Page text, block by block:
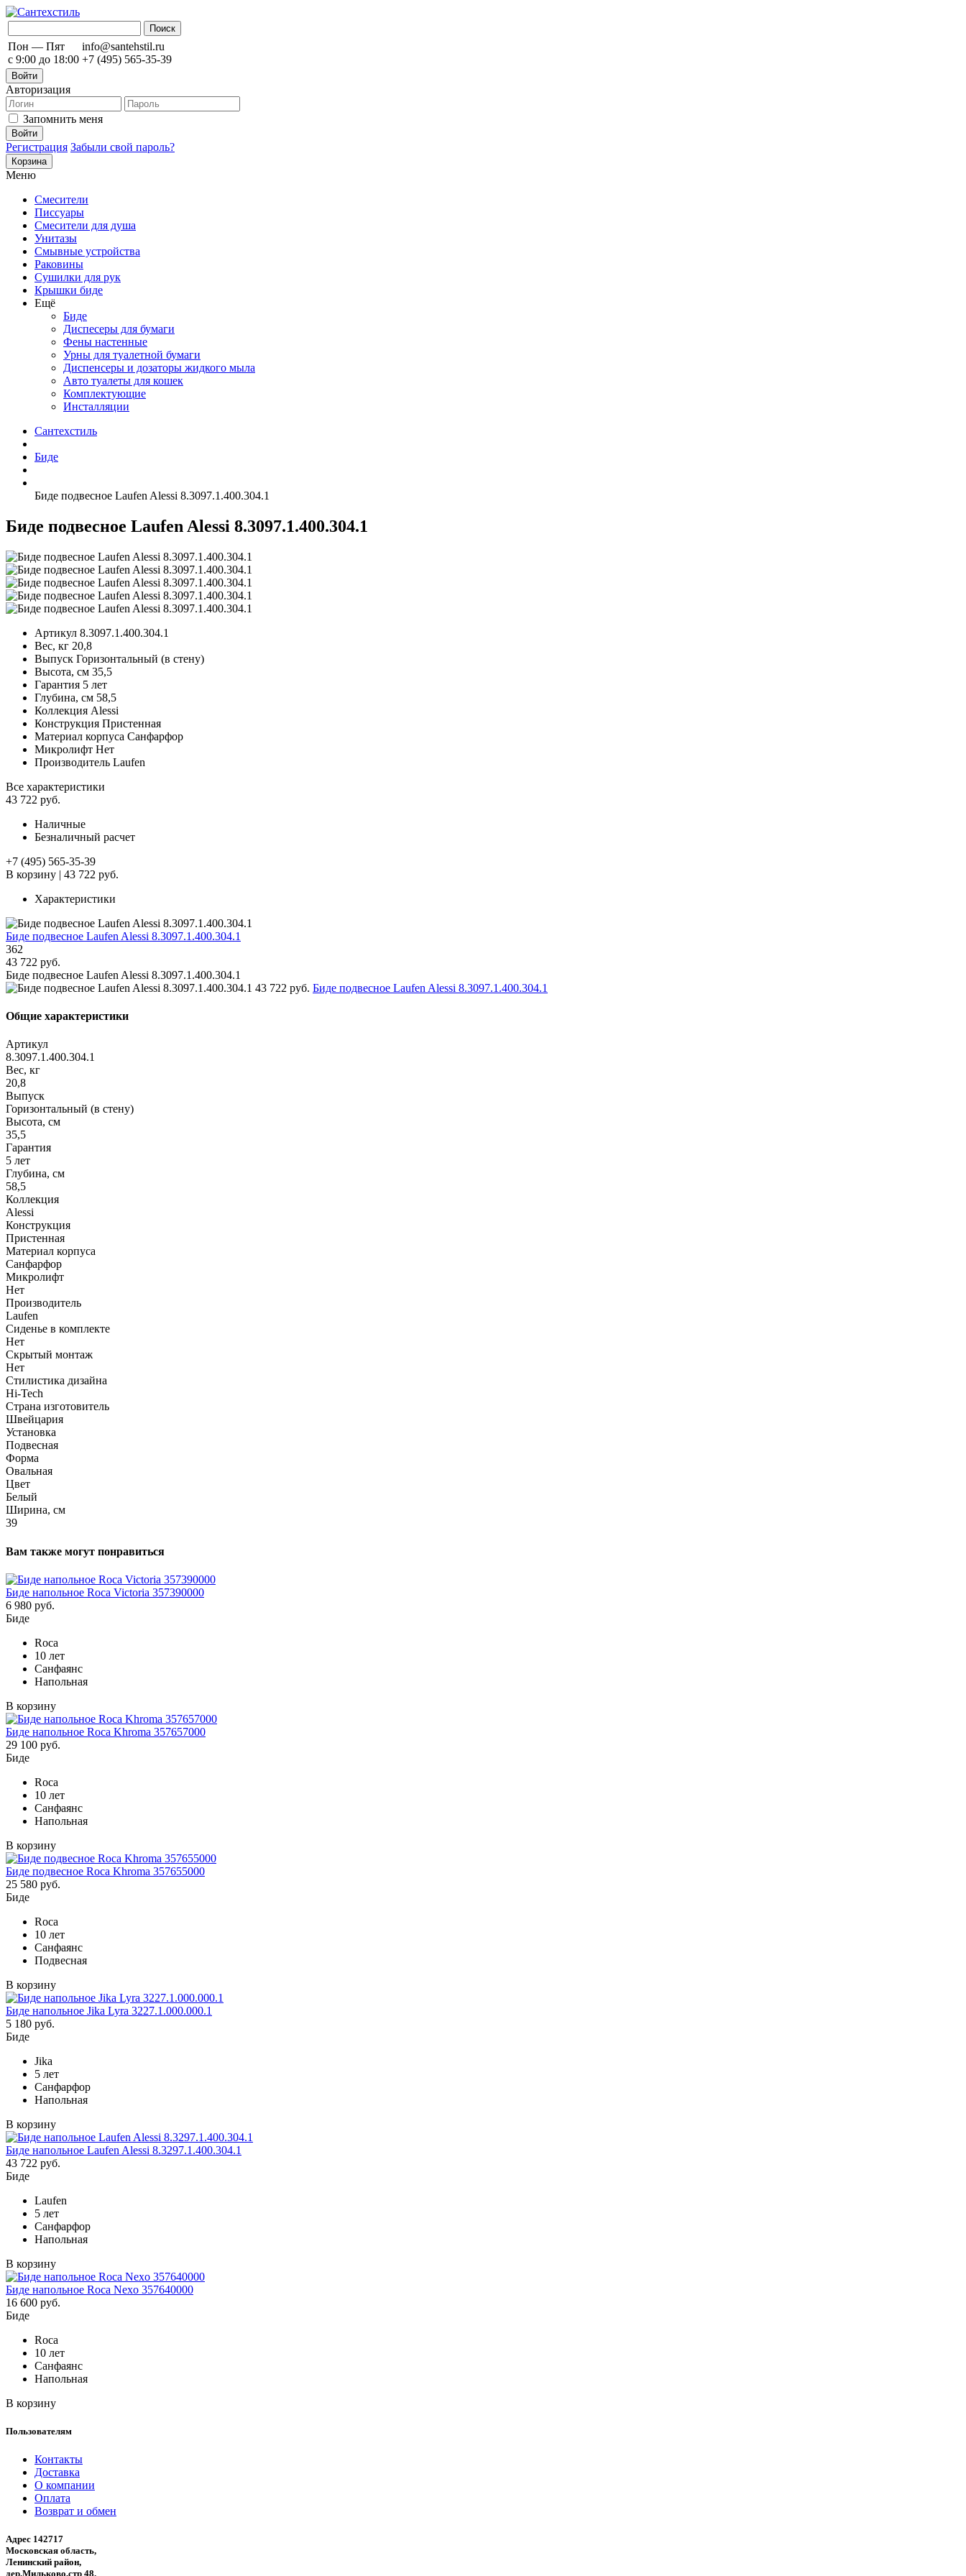
Пон — Пят
с 9:00 до 18:00
info@santehstil.ru
+7 (495) 565-35-39
Войти
Авторизация
Запомнить меня
Регистрация Забыли свой пароль?
Корзина
Меню
Смесители
Писсуары
Смесители для душа
Унитазы
Смывные устройства
Раковины
Сушилки для рук
Крышки биде
Ещё
Биде
Диспесеры для бумаги
Фены настенные
Урны для туалетной бумаги
Диспенсеры и дозаторы жидкого мыла
Авто туалеты для кошек
Комплектующие
Инсталляции
Сантехстиль
Биде
Биде подвесное Laufen Alessi 8.3097.1.400.304.1
Биде подвесное Laufen Alessi 8.3097.1.400.304.1
Артикул 8.3097.1.400.304.1
Вес, кг 20,8
Выпуск Горизонтальный (в стену)
Высота, см 35,5
Гарантия 5 лет
Глубина, см 58,5
Коллекция Alessi
Конструкция Пристенная
Материал корпуса Санфарфор
Микролифт Нет
Производитель Laufen
Все характеристики
43 722 руб.
Наличные
Безналичный расчет
+7 (495) 565-35-39
В корзину | 43 722 руб.
Характеристики
Биде подвесное Laufen Alessi 8.3097.1.400.304.1
362
43 722 руб.
Биде подвесное Laufen Alessi 8.3097.1.400.304.1
43 722 руб. Биде подвесное Laufen Alessi 8.3097.1.400.304.1
Общие характеристики
Артикул
8.3097.1.400.304.1
Вес, кг
20,8
Выпуск
Горизонтальный (в стену)
Высота, см
35,5
Гарантия
5 лет
Глубина, см
58,5
Коллекция
Alessi
Конструкция
Пристенная
Материал корпуса
Санфарфор
Микролифт
Нет
Производитель
Laufen
Сиденье в комплекте
Нет
Скрытый монтаж
Нет
Стилистика дизайна
Hi-Tech
Страна изготовитель
Швейцария
Установка
Подвесная
Форма
Овальная
Цвет
Белый
Ширина, см
39
Вам также могут понравиться
Биде напольное Roca Victoria 357390000
6 980 руб.
Биде
Roca
10 лет
Санфаянс
Напольная
В корзину
Биде напольное Roca Khroma 357657000
29 100 руб.
Биде
Roca
10 лет
Санфаянс
Напольная
В корзину
Биде подвесное Roca Khroma 357655000
25 580 руб.
Биде
Roca
10 лет
Санфаянс
Подвесная
В корзину
Биде напольное Jika Lyra 3227.1.000.000.1
5 180 руб.
Биде
Jika
5 лет
Санфарфор
Напольная
В корзину
Биде напольное Laufen Alessi 8.3297.1.400.304.1
43 722 руб.
Биде
Laufen
5 лет
Санфарфор
Напольная
В корзину
Биде напольное Roca Nexo 357640000
16 600 руб.
Биде
Roca
10 лет
Санфаянс
Напольная
В корзину
Пользователям
Контакты
Доставка
О компании
Оплата
Возврат и обмен
Адрес 142717
Московская область,
Ленинский район,
дер.Мильково,стр 48.